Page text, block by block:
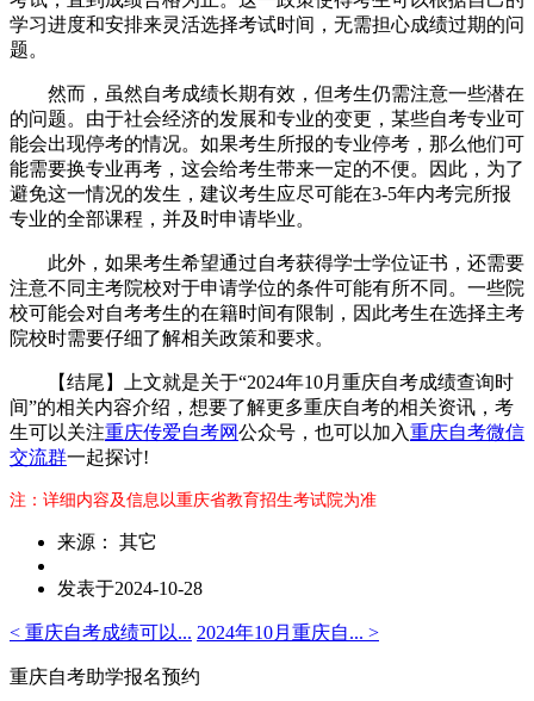
学习进度和安排来灵活选择考试时间，无需担心成绩过期的问
题。
然而，虽然自考成绩长期有效，但考生仍需注意一些潜在
的问题。由于社会经济的发展和专业的变更，某些自考专业可
能会出现停考的情况。如果考生所报的专业停考，那么他们可
能需要换专业再考，这会给考生带来一定的不便。因此，为了
避免这一情况的发生，建议考生应尽可能在3-5年内考完所报
专业的全部课程，并及时申请毕业。
此外，如果考生希望通过自考获得学士学位证书，还需要
注意不同主考院校对于申请学位的条件可能有所不同。一些院
校可能会对自考考生的在籍时间有限制，因此考生在选择主考
院校时需要仔细了解相关政策和要求。
【结尾】上文就是关于“2024年10月重庆自考成绩查询时
间”的相关内容介绍，想要了解更多重庆自考的相关资讯，考
生可以关注重庆传爱自考网公众号，也可以加入重庆自考微信
交流群一起探讨!
注：详细内容及信息以重庆省教育招生考试院为准
来源： 其它
发表于2024-10-28
< 重庆自考成绩可以... 2024年10月重庆自... >
重庆自考助学报名预约